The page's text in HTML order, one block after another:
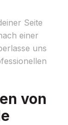
Seite
einer
uns
von